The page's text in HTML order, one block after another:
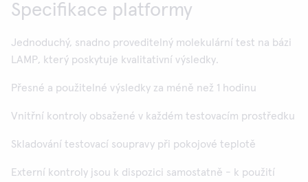
Specifikace platformy
Jednoduchý, snadno proveditelný molekulární test na bázi
LAMP, který poskytuje kvalitativní výsledky.
Přesné a použitelné výsledky za méně než 1 hodinu
Vnitřní kontroly obsažené v každém testovacím prostředku
Skladování testovací soupravy při pokojové teplotě
Externí kontroly jsou k dispozici samostatně - k použití